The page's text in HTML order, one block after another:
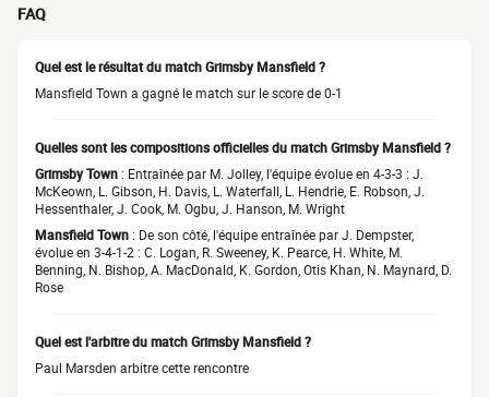
FAQ
Quel est le résultat du match Grimsby Mansfield ?
Mansfield Town a gagné le match sur le score de 0-1
Quelles sont les compositions officielles du match Grimsby Mansfield ?
Grimsby Town : Entraînée par M. Jolley, l'équipe évolue en 4-3-3 : J.
McKeown, L. Gibson, H. Davis, L. Waterfall, L. Hendrie, E. Robson, J.
Hessenthaler, J. Cook, M. Ogbu, J. Hanson, M. Wright
Mansfield Town : De son côté, l'équipe entraînée par J. Dempster,
évolue en 3-4-1-2 : C. Logan, R. Sweeney, K. Pearce, H. White, M.
Benning, N. Bishop, A. MacDonald, K. Gordon, Otis Khan, N. Maynard, D.
Rose
Quel est l'arbitre du match Grimsby Mansfield ?
Paul Marsden arbitre cette rencontre